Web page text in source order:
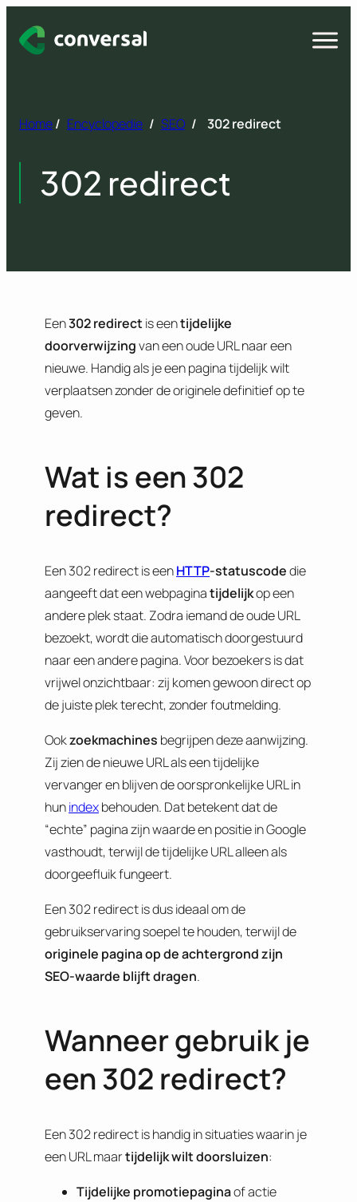
naar
Open
Home/ Encyclopedie / SEO / 302 redirect
302 redirect
Een302 redirect is eentijdelijke
doorverwijzingvan een oude URL naar een
nieuwe. Handig als je een pagina tijdelijk wilt
verplaatsen zonder de originele definitief op te
geven.
Wat is een 302
redirect?
Een 302 redirect is eenHTTP-statuscodedie
aangeeft dat een webpaginatijdelijkop een
andere plek staat. Zodra iemand de oude URL
bezoekt, wordt die automatisch doorgestuurd
naar een andere pagina. Voor bezoekers is dat
vrijwel onzichtbaar: zij komen gewoon direct op
de juiste plek terecht, zonder foutmelding.
Ookzoekmachines begrijpen deze aanwijzing.
Zij zien de nieuwe URL als een tijdelijke
vervanger en blijven de oorspronkelijke URL in
hunindexbehouden. Dat betekent dat de
“echte” pagina zijn waarde en positie in Google
vasthoudt, terwijl de tijdelijke URL alleen als
doorgeefluik fungeert.
Een 302 redirect is dus ideaal om de
gebruikservaring soepel te houden, terwijl de
originele pagina op de achtergrond zijn
SEO-waarde blijft dragen.
Wanneer gebruik je
een 302 redirect?
Een 302 redirect is handig in situaties waarin je
een URL maartijdelijk wilt doorsluizen:
Tijdelijke promotiepaginaof actie